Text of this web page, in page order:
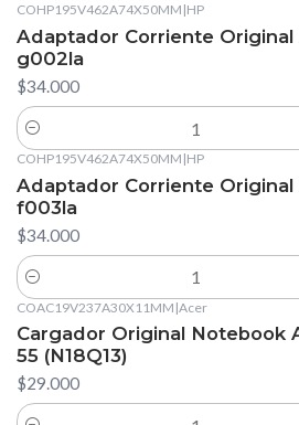
COHP195V462A74X50MM |HP
Adaptador Corriente
g002la
$34.000
Cantidad
COHP195V462A74X50MM |HP
Adaptador Corriente
f003la
$34.000
Cantidad
COAC19V237A30X11MM |Acer
Cargador Original Notebook
55 (N18Q13)
$29.000